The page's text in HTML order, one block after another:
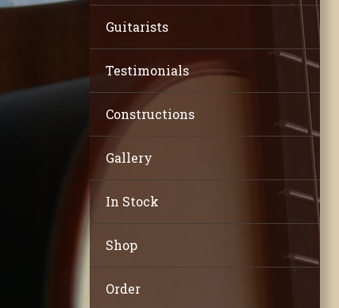
Guitarists
Testimonials
Constructions
Gallery
In Stock
Shop
Order